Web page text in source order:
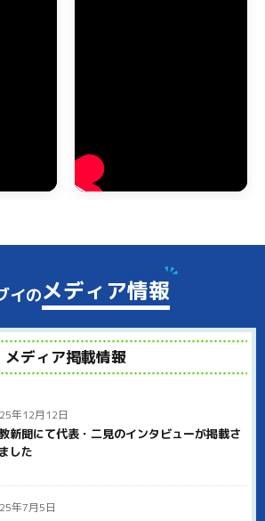
屋敷や汚部屋でお困りの方からのご相談
ミ屋敷と呼ばれるほどゴミが溜まった状態
でもかなりの時間がかかります。弊社では
別をしたあとで、袋に詰めたりダンボール
いきます。
所への配慮として、大量のゴミの整理をし
人に知られないように、中身がわからない
イーブイが選ばれる理由
明朗会計と高品質なサービスにあります。
は一切いただきません。どこまでが基本料
イのメディア情報
メディア掲載情報
年12月12日
新聞にて代表・二見のインタビューが掲載さ
した
年7月5日